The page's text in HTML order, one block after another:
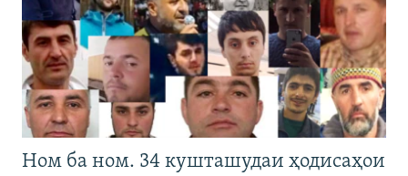
Ном ба ном. 34 кушташудаи ҳодисаҳои